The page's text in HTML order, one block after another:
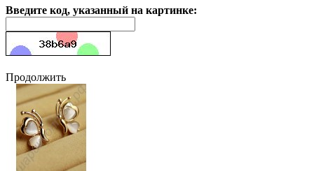
Введите код, указанный на картинке:
Продолжить